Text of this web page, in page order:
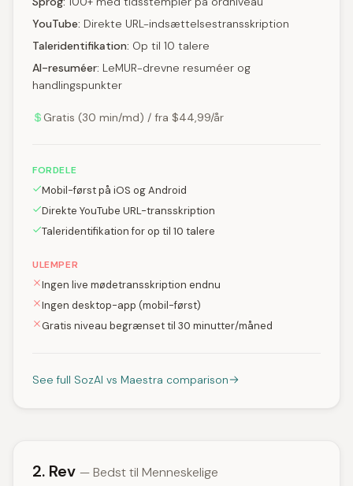
YouTube: Direkte URL-indsættelsestransskription
Taleridentifikation: Op til 10 talere
AI-resuméer: LeMUR-drevne resuméer og
handlingspunkter
Gratis (30 min/md) / fra $44,99/år
FORDELE
Mobil-først på iOS og Android
Direkte YouTube URL-transskription
Taleridentifikation for op til 10 talere
ULEMPER
Ingen live mødetransskription endnu
Ingen desktop-app (mobil-først)
Gratis niveau begrænset til 30 minutter/måned
See full SozAI vs Maestra comparison
2. Rev — Bedst til Menneskelige